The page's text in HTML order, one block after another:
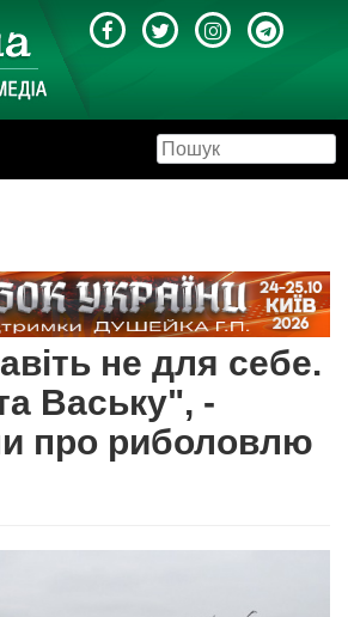
не для себе.
Ваську", -
про риболовлю